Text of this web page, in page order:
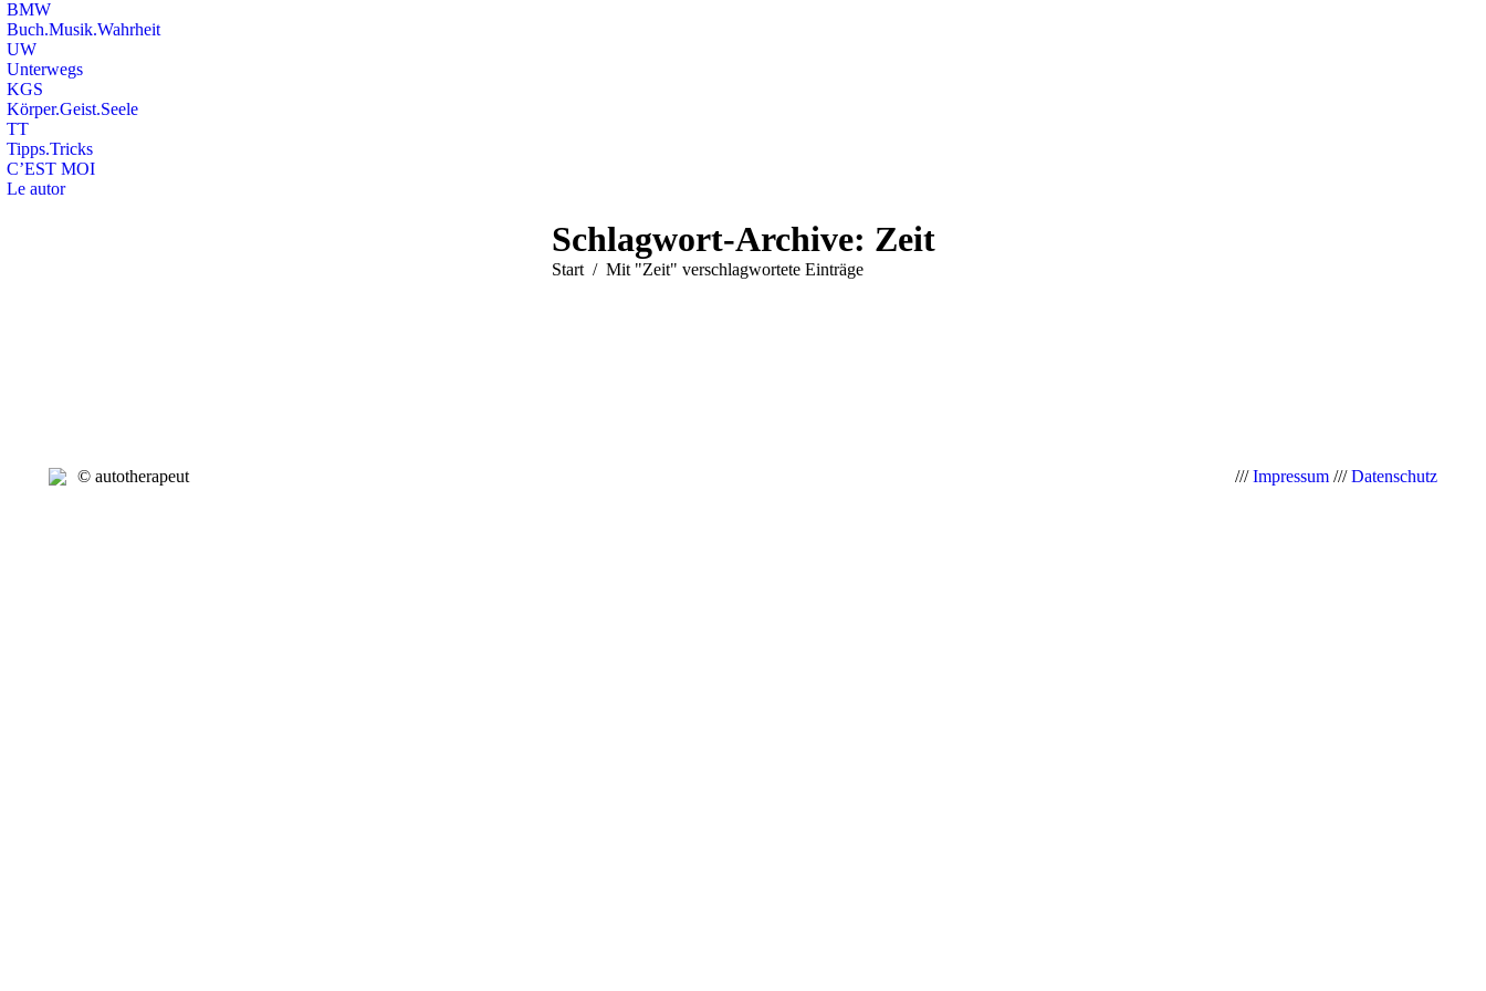
BMW
Buch.Musik.Wahrheit
UW
Unterwegs
KGS
Körper.Geist.Seele
TT
Tipps.Tricks
C’EST MOI
Le autor
Schlagwort-Archive: Zeit
Sie befinden sich hier:
Start Mit "Zeit" verschlagwortete Einträge
© autotherapeut ///Impressum ///Datenschutz